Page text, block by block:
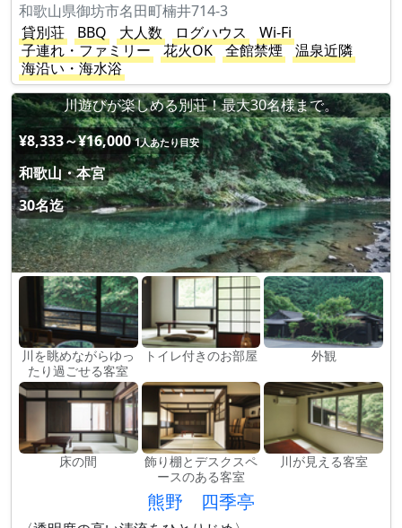
和歌山県御坊市名田町楠井714-3
貸別荘
BBQ 大人数 ログハウス
Wi-Fi
子連れ・ファミリー
花火OK 全館禁煙
温泉近隣
海沿い・海水浴
川遊びが楽しめる別荘！最大30名様まで。
¥8,333～¥16,000 1人あたり目安
和歌山・本宮
30名迄
川を眺めながらゆっ
たり過ごせる客室
トイレ付きのお部屋 外観
床の間
飾り棚とデスクスペ
ースのある客室
川が見える客室
熊野 四季亭